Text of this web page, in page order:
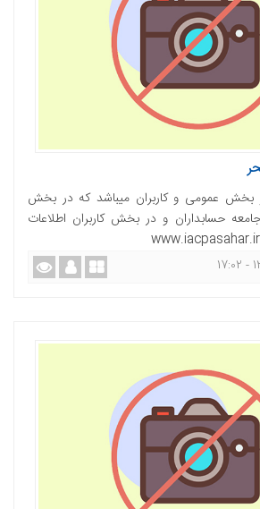
بخش عمومی و کاربران میباشد که در بخش
حسابداران و در بخش کاربران اطلاعات